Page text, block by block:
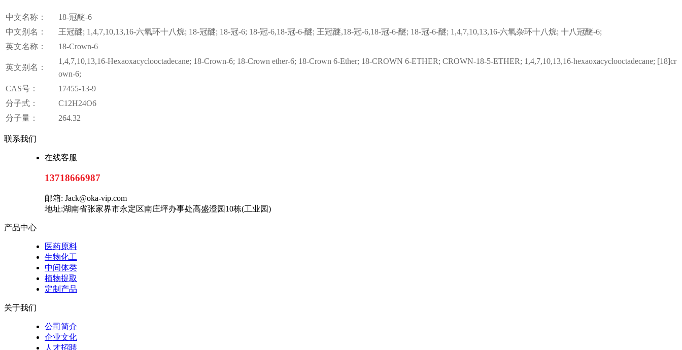
中文名称：
18-冠醚-6
中文别名：
王冠醚; 1,4,7,10,13,16-六氧环十八烷; 18-冠醚; 18-冠-6; 18-冠-6,18-冠-6-醚; 王冠醚,18-冠-6,18-冠-6-醚; 18-冠-6-醚; 1,4,7,10,13,16-六氧杂环十八烷; 十八冠醚-6;
英文名称：
18-Crown-6
英文别名：
1,4,7,10,13,16-Hexaoxacyclooctadecane; 18-Crown-6; 18-Crown ether-6; 18-Crown 6-Ether; 18-CROWN 6-ETHER; CROWN-18-5-ETHER; 1,4,7,10,13,16-hexaoxacyclooctadecane; [18]cr
own-6;
CAS号：
17455-13-9
分子式：
C12H24O6
分子量：
264.32
联系我们
在线客服
13718666987
邮箱: Jack@oka-vip.com
地址:湖南省张家界市永定区南庄坪办事处高盛澄园10栋(工业园)
产品中心
医药原料
生物化工
中间体类
植物提取
定制产品
关于我们
公司简介
企业文化
人才招聘